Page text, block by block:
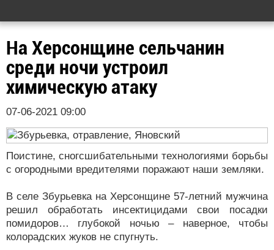
На Херсонщине сельчанин
среди ночи устроил
химическую атаку
07-06-2021 09:00
Поистине, сногсшибательными технологиями борьбы
с огородными вредителями поражают наши земляки.
В селе Збурьевка на Херсонщине 57-летний мужчина
решил обработать инсектицидами свои посадки
помидоров… глубокой ночью – наверное, чтобы
колорадских жуков не спугнуть.